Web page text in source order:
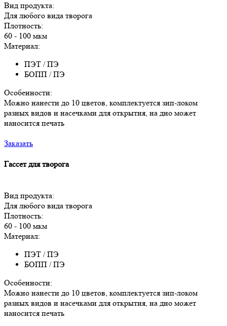
Вид продукта:
Для любого вида творога
Плотность:
60 - 100 мкм
Материал:
ПЭТ / ПЭ
БОПП / ПЭ
Особенности:
Можно нанести до 10 цветов, комплектуется зип-локом
разных видов и насечками для открытия, на дно может
наносится печать
Заказать
Гассет для творога
Вид продукта:
Для любого вида творога
Плотность:
60 - 100 мкм
Материал:
ПЭТ / ПЭ
БОПП / ПЭ
Особенности:
Можно нанести до 10 цветов, комплектуется зип-локом
разных видов и насечками для открытия, на дно может
наносится печать